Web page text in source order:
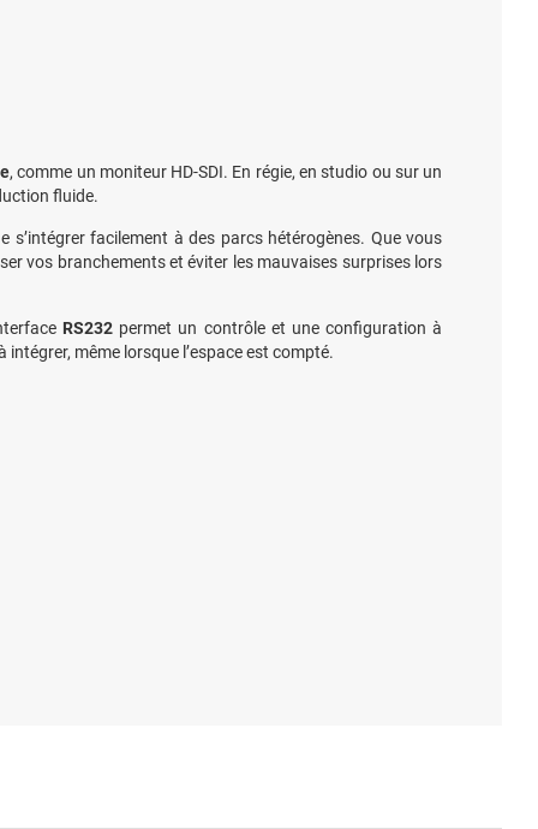
, comme un moniteur HD-SDI. En régie, en studio ou sur un
fluide.
s’intégrer facilement à des parcs hétérogènes. Que vous
vos branchements et éviter les mauvaises surprises lors
RS232 permet un contrôle et une configuration à
intégrer, même lorsque l’espace est compté.